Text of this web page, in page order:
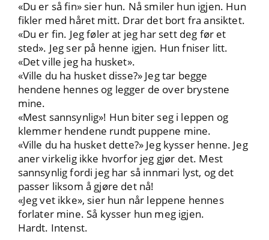
«Du er så fin» sier hun. Nå smiler hun igjen. Hun
fikler med håret mitt. Drar det bort fra ansiktet.
«Du er fin. Jeg føler at jeg har sett deg før et
sted». Jeg ser på henne igjen. Hun fniser litt.
«Det ville jeg ha husket».
«Ville du ha husket disse?» Jeg tar begge
hendene hennes og legger de over brystene
mine.
«Mest sannsynlig»! Hun biter seg i leppen og
klemmer hendene rundt puppene mine.
«Ville du ha husket dette?» Jeg kysser henne. Jeg
aner virkelig ikke hvorfor jeg gjør det. Mest
sannsynlig fordi jeg har så innmari lyst, og det
passer liksom å gjøre det nå!
«Jeg vet ikke», sier hun når leppene hennes
forlater mine. Så kysser hun meg igjen.
Hardt. Intenst.